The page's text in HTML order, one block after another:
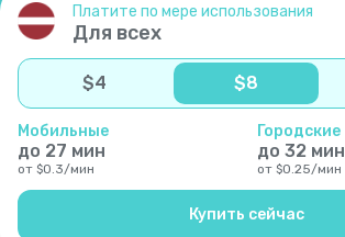
Платите по мере использования
Для всех
$4 $8
Мобильные
до 27 мин
от $0.3/мин
Городские
до 32 мин
от $0.25/мин
Купить сейчас